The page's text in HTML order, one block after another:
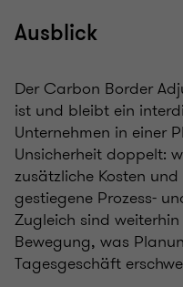
Ausblick
Der Carbon Border
ist und bleibt ein
Unternehmen in einer
Unsicherheit doppelt:
zusätzliche Kosten
gestiegene Prozess-
Zugleich sind
Bewegung, was
Tagesgeschäft